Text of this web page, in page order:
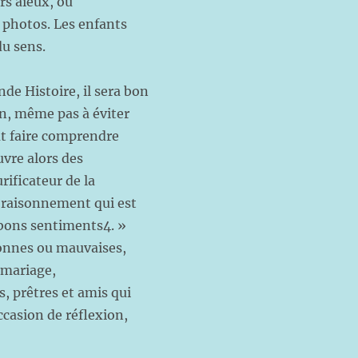
Les enfants
sens.
Histoire, il sera bon
même pas à éviter
faire comprendre
alors des
de la
qui est
sentiments4. »
ou mauvaises,
prêtres et amis qui
de réflexion,